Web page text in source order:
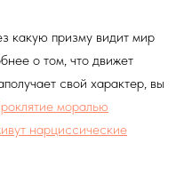
какую призму видит мир
о том, что движет
свой характер, вы
моралью
нарциссические